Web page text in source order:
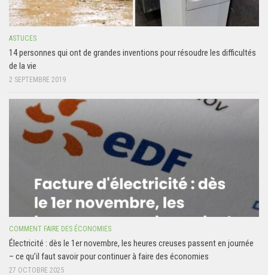
ASTUCES
14 personnes qui ont de grandes inventions pour résoudre les difficultés
de la vie
2 SEPTEMBRE 2019
COMMENT FAIRE DES ÉCONOMIES
Électricité : dès le 1er novembre, les heures creuses passent en journée
– ce qu’il faut savoir pour continuer à faire des économies
27 OCTOBRE 2025